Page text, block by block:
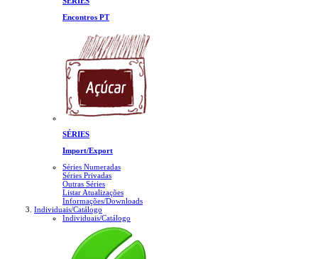
Encontros PT
SÉRIES
Import/Export
Séries Numeradas
Séries Privadas
Outras Séries
Listar Atualizações
Informações/Downloads
Individuais/Catálogo
Individuais/Catálogo